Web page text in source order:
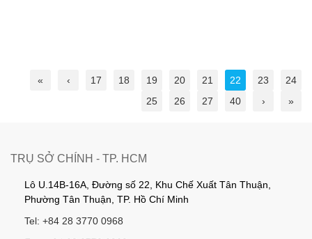
« ‹ 17 18 19 20 21 22 23
24
25
26 27 40 › »
TRỤ SỞ CHÍNH - TP. HCM
Lô U.14B-16A, Đường số 22, Khu Chế Xuất Tân Thuận,
Phường Tân Thuận, TP. Hồ Chí Minh
Tel: +84 28 3770 0968